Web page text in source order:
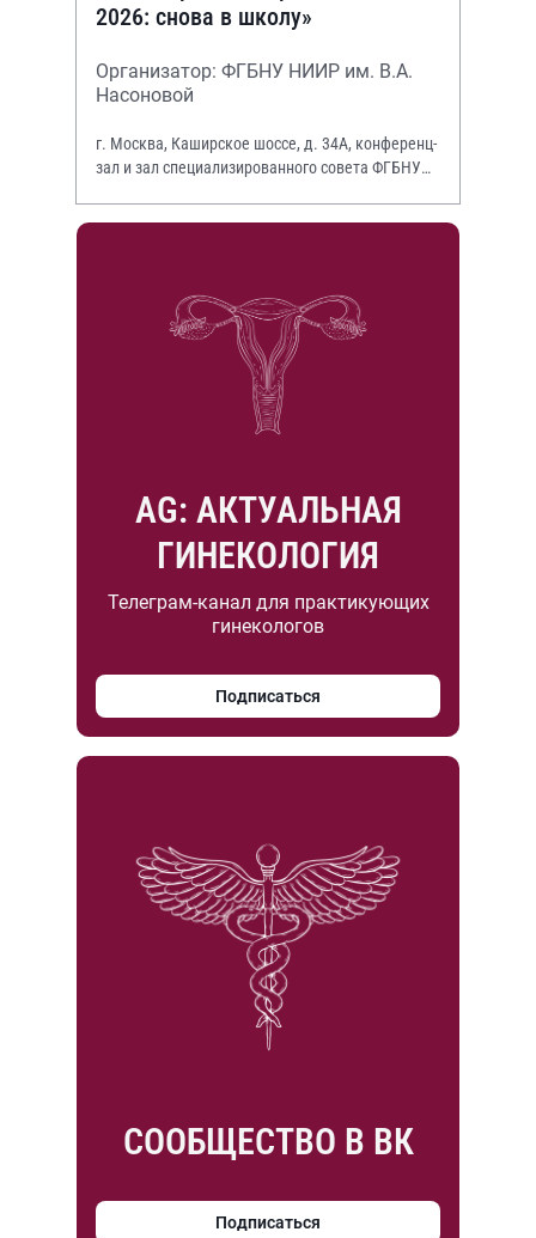
2026: снова в школу»
Организатор: ФГБНУ НИИР им. В.А.
Насоновой
г. Москва, Каширское шоссе, д. 34А, конференц-
зал и зал специализированного совета ФГБНУ
AG: АКТУАЛЬНАЯ
ГИНЕКОЛОГИЯ
Телеграм-канал для практикующих
гинекологов
Подписаться
СООБЩЕСТВО В ВК
Подписаться